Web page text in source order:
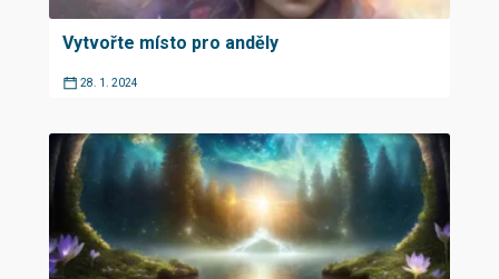
Vytvořte místo pro anděly
28. 1. 2024